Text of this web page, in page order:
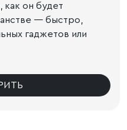
как он будет
— быстро,
гаджетов или